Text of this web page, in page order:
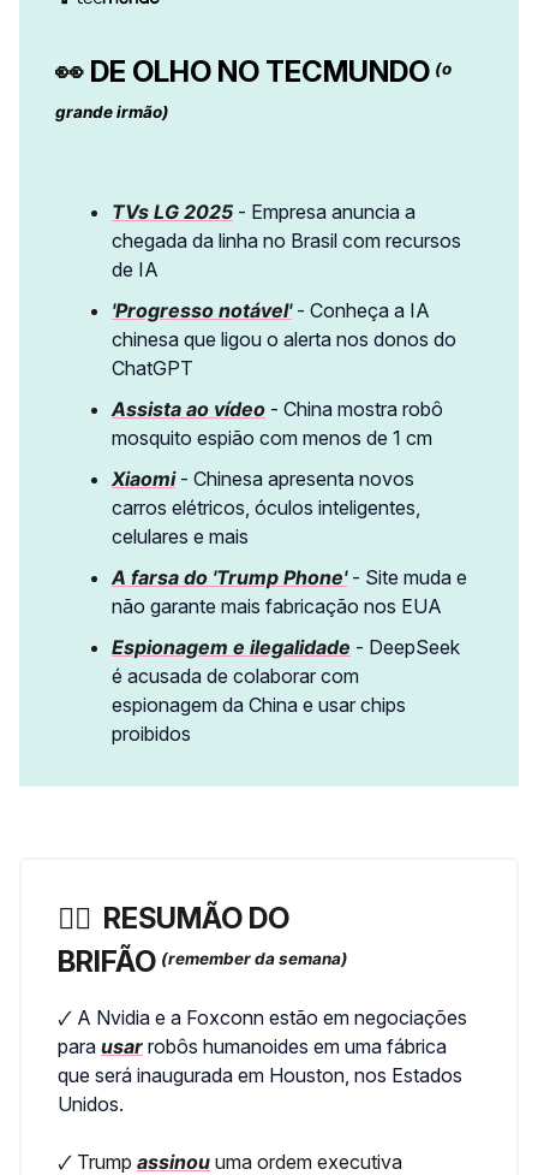
👀 DE OLHO NO TECMUNDO (o
grande irmão)
TVs LG 2025 - Empresa anuncia a
chegada da linha no Brasil com recursos
de IA
'Progresso notável'- Conheça a IA
chinesa que ligou o alerta nos donos do
ChatGPT
Assista ao vídeo - China mostra robô
mosquito espião com menos de 1 cm
Xiaomi- Chinesa apresenta novos
carros elétricos, óculos inteligentes,
celulares e mais
A farsa do 'Trump Phone'- Site muda e
não garante mais fabricação nos EUA
Espionagem e ilegalidade - DeepSeek
é acusada de colaborar com
espionagem da China e usar chips
proibidos
🏃‍♀️ ️ RESUMÃO DO
BRIFÃO (remember da semana)
🗸 A Nvidia e a Foxconn estão em negociações
para usar robôs humanoides em uma fábrica
que será inaugurada em Houston, nos Estados
Unidos.
🗸 Trump assinou uma ordem executiva